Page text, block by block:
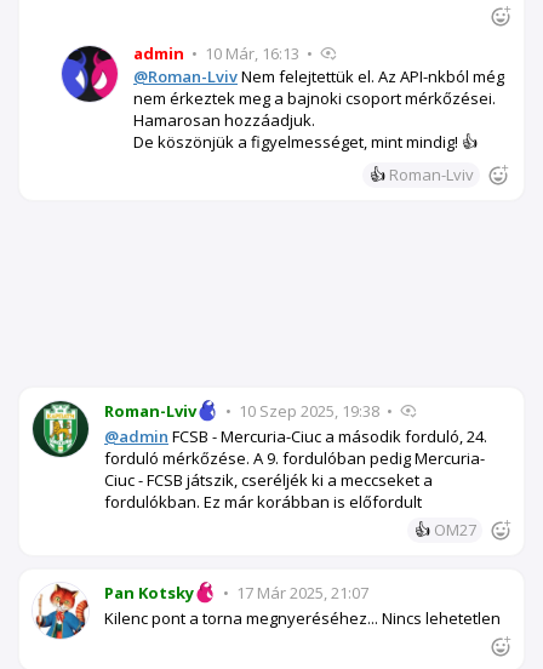
admin • 10 Már, 16:13 •
@Roman-LvivNem felejtettük el. Az API-nkból még
nem érkeztek meg a bajnoki csoport mérkőzései.
Hamarosan hozzáadjuk.
De köszönjük a figyelmességet, mint mindig! 👍
👍 Roman-Lviv
Roman-Lviv • 10 Szep 2025, 19:38 •
@admin FCSB - Mercuria-Ciuc a második forduló, 24.
forduló mérkőzése. A 9. fordulóban pedig Mercuria-
Ciuc - FCSB játszik, cseréljék ki a meccseket a
fordulókban. Ez már korábban is előfordult
👍 OM27
Pan Kotsky • 17 Már 2025, 21:07
Kilenc pont a torna megnyeréséhez... Nincs lehetetlen